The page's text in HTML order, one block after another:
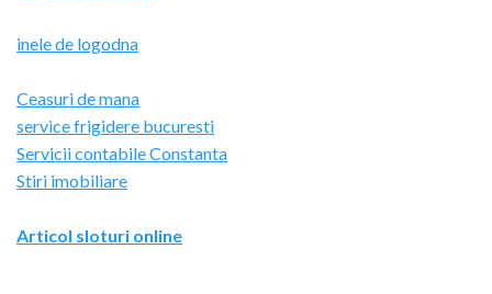
inele de logodna
Ceasuri de mana
service frigidere bucuresti
Servicii contabile Constanta
Stiri imobiliare
Articol sloturi online